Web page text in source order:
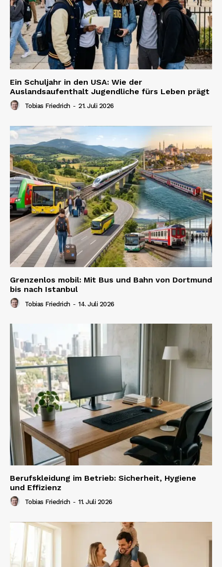
Ein Schuljahr in den USA: Wie der
Auslandsaufenthalt Jugendliche fürs Leben prägt
Tobias Friedrich - 21. Juli 2026
Grenzenlos mobil: Mit Bus und Bahn von Dortmund
bis nach Istanbul
Tobias Friedrich - 14. Juli 2026
Berufskleidung im Betrieb: Sicherheit, Hygiene
und Effizienz
Tobias Friedrich - 11. Juli 2026